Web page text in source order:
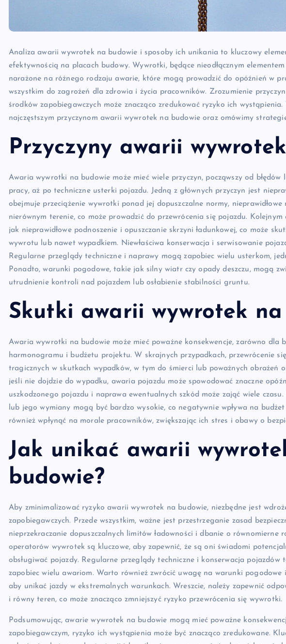
Analiza awarii wywrotek na budowie i sposoby ich unikania to kluczowy
efektywnością na placach budowy. Wywrotki, będące nieodłącznym
narażone na różnego rodzaju awarie, które mogą prowadzić do opóźnień w
wszystkim do zagrożeń dla zdrowia i życia pracowników. Zrozumienie
środków zapobiegawczych może znacząco zredukować ryzyko ich
najczęstszym przyczynom awarii wywrotek na budowie oraz omówimy
Przyczyny awarii
Awaria wywrotki na budowie może mieć wiele przyczyn, począwszy od
pracy, aż po techniczne usterki pojazdu. Jedną z głównych przyczyn jest
obejmuje przeciążenie wywrotki ponad jej dopuszczalne normy, nieprawidłowe
nierównym terenie, co może prowadzić do przewrócenia się pojazdu. Kolejnym
jak nieprawidłowe podnoszenie i opuszczanie skrzyni ładunkowej, co może
wywrotu lub nawet wypadkiem. Niewłaściwa konserwacja i serwisowanie
Regularne przeglądy techniczne i naprawy mogą zapobiec wielu usterkom,
Ponadto, warunki pogodowe, takie jak silny wiatr czy opady deszczu, mogą
utrudnienie kontroli nad pojazdem lub osłabienie stabilności gruntu.
Skutki awarii wywrotek
Awaria wywrotki na budowie może mieć poważne konsekwencje, zarówno dla
harmonogramu i budżetu projektu. W skrajnych przypadkach, przewrócenie
tragicznych w skutkach wypadków, w tym do śmierci lub poważnych obrażeń
jeśli nie dojdzie do wypadku, awaria pojazdu może spowodować znaczne
uszkodzonego pojazdu i naprawa ewentualnych szkód może zająć wiele
lub jego wymiany mogą być bardzo wysokie, co negatywnie wpływa na
również wpłynąć na morale pracowników, zwiększając ich stres i obawy o
Jak unikać awarii
budowie?
Aby zminimalizować ryzyko awarii wywrotek na budowie, niezbędne jest
zapobiegawczych. Przede wszystkim, ważne jest przestrzeganie zasad
nieprzekraczanie dopuszczalnych limitów ładowności i dbanie o równomierne
operatorów wywrotek są kluczowe, aby zapewnić, że są oni świadomi
obsługiwać pojazdy. Regularne przeglądy techniczne i konserwacja pojazdów
zapobiec wielu awariom. Warto również zwrócić uwagę na warunki
aby unikać jazdy w ekstremalnych warunkach. Wreszcie, należy zapewnić
i równy teren, co może znacząco zmniejszyć ryzyko przewrócenia się wywrotki.
Podsumowując, awarie wywrotek na budowie mogą mieć poważne
zapobiegawczym, ryzyko ich wystąpienia może być znacząco zredukowane.